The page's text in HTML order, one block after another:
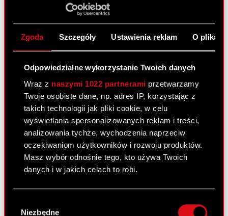
Zgoda Szczegóły Ustawienia reklam O
Odpowiedzialne wykorzystanie Twoich danych
Wraz z naszymi 1022 partnerami przetwarzamy
Twoje osobiste dane, np. adres IP, korzystając z
takich technologii jak pliki cookie, w celu
wyświetlania spersonalizowanych reklam i treści,
analizowania tychże, wychodzenia naprzeciw
oczekiwaniom użytkowników i rozwoju produktów.
Masz wybór odnośnie tego, kto używa Twoich
danych i w jakich celach to robi.
Gromadzić dane dotyczące Twojej
zgody
Niezbędne
Kiciński
Iwiński
Zawiadomienie o zbyciu akcji - Piotr
PDF
Nielubowicz
PDF
Zawiadomienie o zbyciu akcji - Michał
Nowakowski
Raport bieżący nr 34/2020
14 września 2020
Temat: Informacja o transakcjach wykonywanych